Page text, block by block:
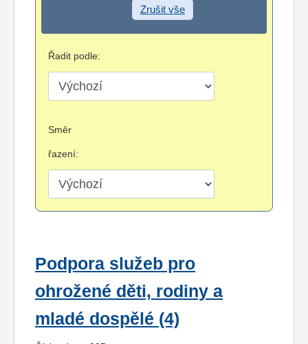
Zrušit vše
Řadit podle:
Směr
řazení:
Podpora služeb pro
ohrožené děti, rodiny a
mladé dospělé (4)